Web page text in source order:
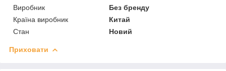
Виробник
Без бренду
Країна виробник
Китай
Стан
Новий
Приховати